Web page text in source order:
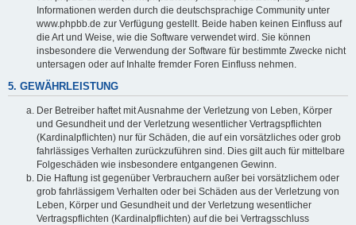
Informationen werden durch die deutschsprachige Community unter
www.phpbb.de zur Verfügung gestellt. Beide haben keinen Einfluss auf
die Art und Weise, wie die Software verwendet wird. Sie können
insbesondere die Verwendung der Software für bestimmte Zwecke nicht
untersagen oder auf Inhalte fremder Foren Einfluss nehmen.
5. GEWÄHRLEISTUNG
Der Betreiber haftet mit Ausnahme der Verletzung von Leben, Körper
und Gesundheit und der Verletzung wesentlicher Vertragspflichten
(Kardinalpflichten) nur für Schäden, die auf ein vorsätzliches oder grob
fahrlässiges Verhalten zurückzuführen sind. Dies gilt auch für mittelbare
Folgeschäden wie insbesondere entgangenen Gewinn.
Die Haftung ist gegenüber Verbrauchern außer bei vorsätzlichem oder
grob fahrlässigem Verhalten oder bei Schäden aus der Verletzung von
Leben, Körper und Gesundheit und der Verletzung wesentlicher
Vertragspflichten (Kardinalpflichten) auf die bei Vertragsschluss